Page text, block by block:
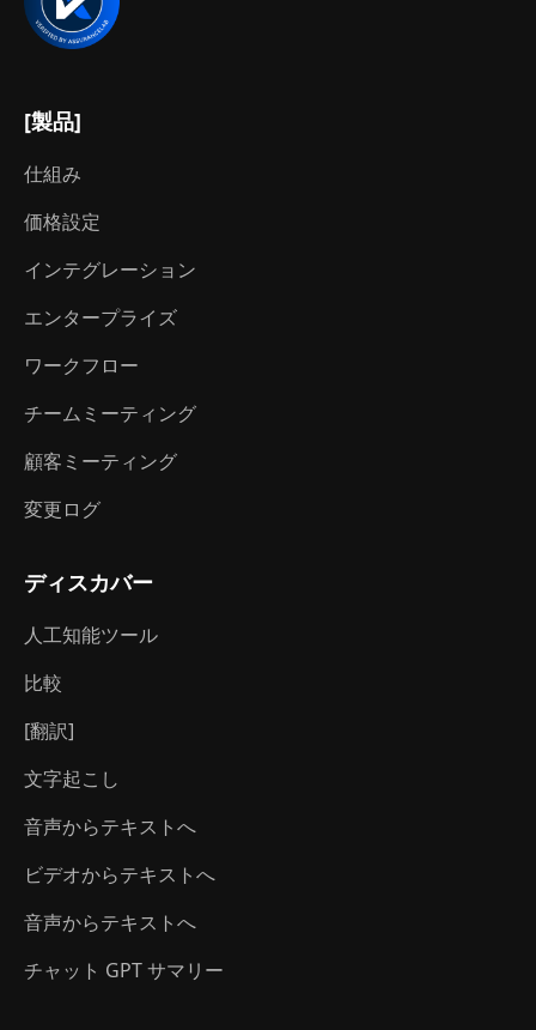
[製品]
仕組み
価格設定
インテグレーション
エンタープライズ
ワークフロー
チームミーティング
顧客ミーティング
変更ログ
ディスカバー
人工知能ツール
比較
[翻訳]
文字起こし
音声からテキストへ
ビデオからテキストへ
音声からテキストへ
チャット GPT サマリー